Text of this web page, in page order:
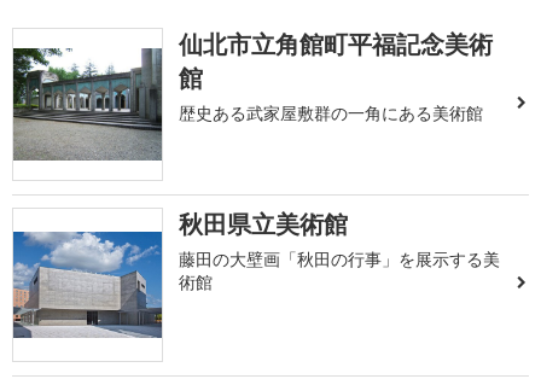
仙北市立角館町平福記念美術
館
歴史ある武家屋敷群の一角にある美術館
秋田県立美術館
藤田の大壁画「秋田の行事」を展示する美
術館